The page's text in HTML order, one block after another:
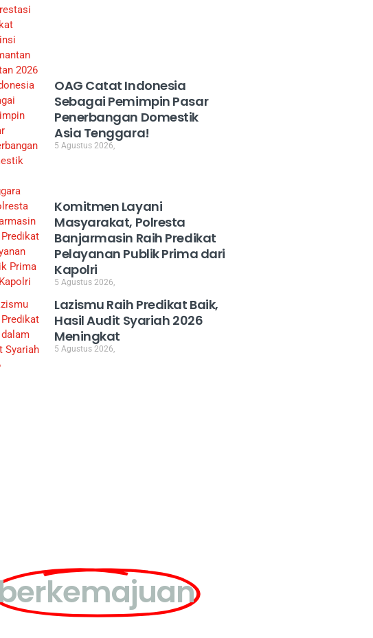
OAG Catat Indonesia
Sebagai Pemimpin Pasar
Penerbangan Domestik
Asia Tenggara!
5 Agustus 2026,
Komitmen Layani
Masyarakat, Polresta
Banjarmasin Raih Predikat
Pelayanan Publik Prima dari
Kapolri
5 Agustus 2026,
Lazismu Raih Predikat Baik,
Hasil Audit Syariah 2026
Meningkat
5 Agustus 2026,